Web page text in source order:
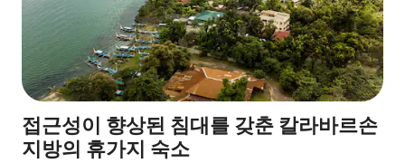
접근성이 향상된 침대를 갖춘 칼라바르손
지방의 휴가지 숙소